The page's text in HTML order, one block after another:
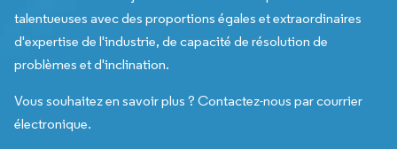
talentueuses avec des proportions égales et extraordinaires
d'expertise de l'industrie, de capacité de résolution de
problèmes et d'inclination.
Vous souhaitez en savoir plus ? Contactez-nous par courrier
électronique.